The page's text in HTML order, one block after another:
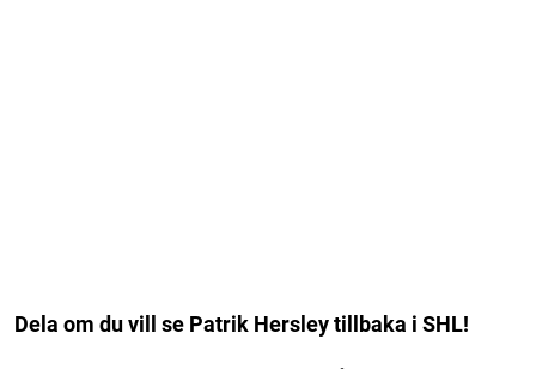
Dela om du vill se Patrik Hersley tillbaka i SHL!